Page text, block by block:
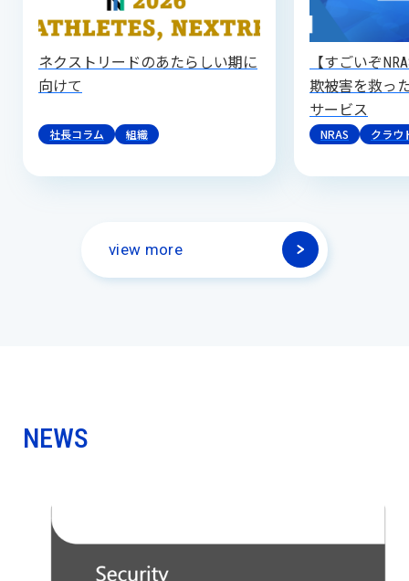
ネクストリードのあたらしい期に
向けて
社長コラム 組織
【すごいぞ
欺被害を救っ
サービス
NRAS クラウ
view more
NEWS